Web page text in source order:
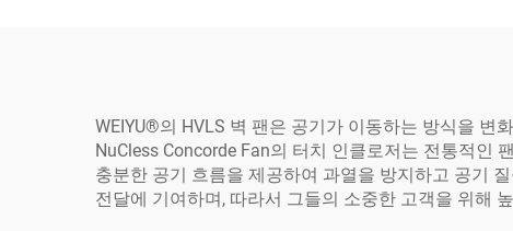
WEIYU®의 HVLS 벽 팬은 공기가 이동하는 방식을 변
NuCless Concorde Fan의 터치 인클로저는 전통적인
충분한 공기 흐름을 제공하여 과열을 방지하고 공기
전달에 기여하며, 따라서 그들의 소중한 고객을 위해